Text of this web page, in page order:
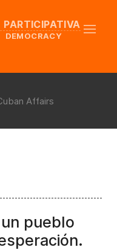
DEMOCRACY
Affairs
pueblo